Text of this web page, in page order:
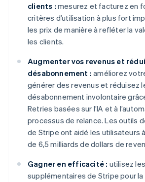
clients : mesurez et facturez en
critères d’utilisation à plus fort
les prix de manière à refléter la
les clients.
Augmenter vos revenus et
désabonnement : améliorez
générer des revenus et réduisez
désabonnement involontaire
Retries basées sur l’IA et à
processus de relance. Les outils
de Stripe ont aidé les utilisateurs
de 6,5 milliards de dollars de
Gagner en efficacité : utilisez
supplémentaires de Stripe pour